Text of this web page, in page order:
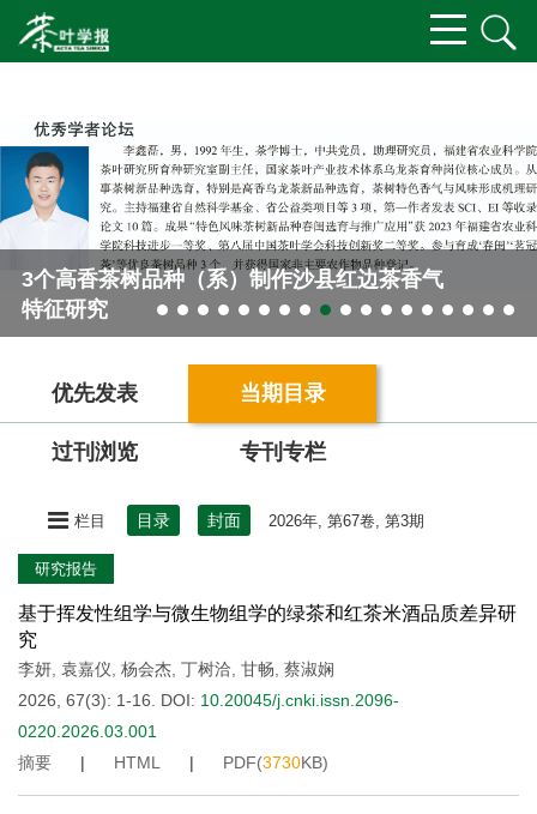
3个高香茶树品种（系）制作沙县红边茶香气
特征研究
优先发表 当期目录
过刊浏览 专刊专栏
栏目 目录 封面 2026年, 第67卷, 第3期
研究报告
基于挥发性组学与微生物组学的绿茶和红茶米酒品质差异研
究
李妍 袁嘉仪 杨会杰 丁树洽 甘畅 蔡淑娴
2026, 67(3): 1-16.
DOI: 10.20045/j.cnki.issn.2096-
0220.2026.03.001
摘要
| HTML | PDF(3730KB)